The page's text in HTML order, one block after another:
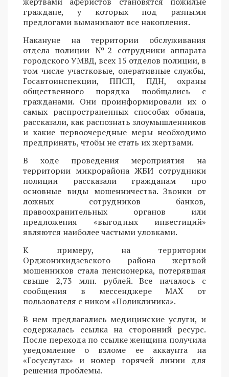
граждане, у которых под разными
предлогами выманивают все накопления.
Накануне на территории обслуживания
отдела полиции №2 сотрудники аппарата
городского УМВД, всех 15 отделов полиции, в
том числе участковые, оперативные службы,
Госавтоинспекции, ППСП, ПДН, охраны
общественного порядка пообщались с
гражданами. Они проинформировали их о
самых распространенных способах обмана,
рассказали, как распознать злоумышленников
и какие первоочередные меры необходимо
предпринять, чтобы не стать их жертвами.
В ходе проведения мероприятия на
территории микрорайона ЖБИ сотрудники
полиции рассказали гражданам про
основные виды мошенничества. Звонки от
ложных сотрудников банков,
правоохранительных органов или
предложения «выгодных инвестиций»
являются наиболее частыми уловками.
К примеру, на территории
Орджоникидзевского района жертвой
мошенников стала пенсионерка, потерявшая
свыше 2,73 млн. рублей. Все началось с
сообщения в мессенджере MAX от
пользователя с ником «Поликлиника».
В нем предлагались медицинские услуги, и
содержалась ссылка на сторонний ресурс.
После перехода по ссылке женщина получила
уведомление о взломе ее аккаунта на
«Госуслугах» и номер горячей линии для
решения проблемы.